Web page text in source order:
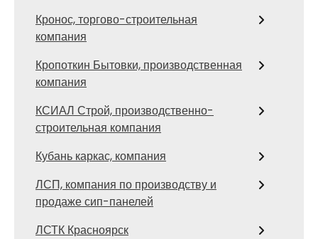
Кронос, торгово-строительная
компания
Кропоткин Бытовки, производственная
компания
КСИАЛ Строй, производственно-
строительная компания
Кубань каркас, компания
ЛСП, компания по производству и
продаже сип-панелей
ЛСТК Красноярск